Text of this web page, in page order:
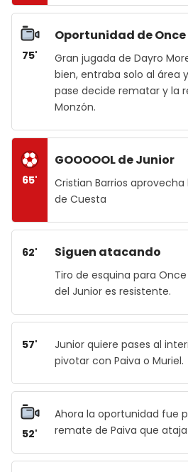
75'
Oportunidad de
Gran jugada de Dayro
bien, entraba solo al área
pase decide rematar y la
Monzón.
65'
GOOOOOL de Junior
Cristian Barrios
de Cuesta
62' Siguen atacando
Tiro de esquina para
del Junior es resistente.
57'
Junior quiere pases al
pivotar con Paiva o Muriel.
52'
Ahora la oportunidad fue
remate de Paiva que